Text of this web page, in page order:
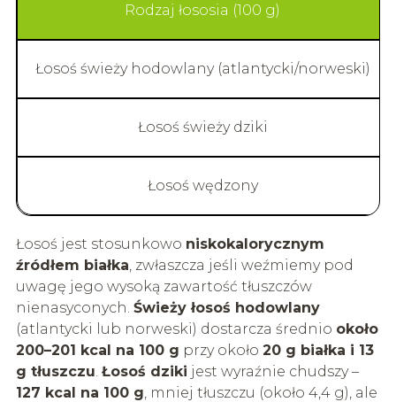
Rodzaj łososia (100 g)
Łosoś świeży hodowlany (atlantycki/norweski)
Łosoś świeży dziki
Łosoś wędzony
Łosoś jest stosunkowo niskokalorycznym
źródłem białka, zwłaszcza jeśli weźmiemy pod
uwagę jego wysoką zawartość tłuszczów
nienasyconych. Świeży łosoś hodowlany
(atlantycki lub norweski) dostarcza średnio około
200–201 kcal na 100 g przy około 20 g białka i 13
g tłuszczu. Łosoś dziki jest wyraźnie chudszy –
127 kcal na 100 g, mniej tłuszczu (około 4,4 g), ale